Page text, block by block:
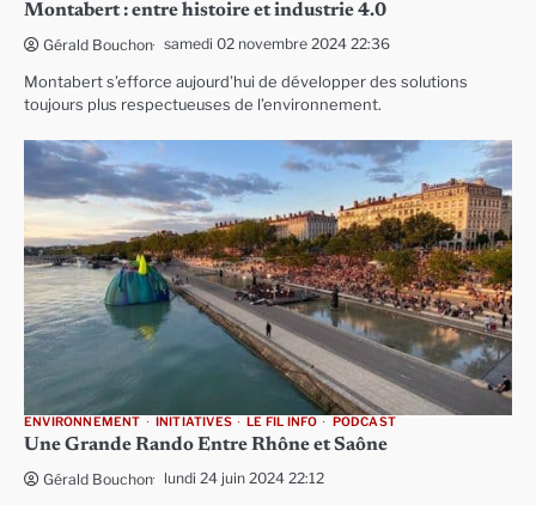
Montabert : entre histoire et industrie 4.0
Gérald Bouchon samedi 02 novembre 2024 22:36
Montabert s’efforce aujourd’hui de développer des solutions
toujours plus respectueuses de l’environnement.
ENVIRONNEMENT INITIATIVES LE FIL INFO PODCAST
Une Grande Rando Entre Rhône et Saône
Gérald Bouchon lundi 24 juin 2024 22:12